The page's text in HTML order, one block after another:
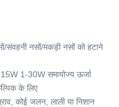
संवहनी नसों/मकड़ी नसों को हटाने
1-30W समायोज्य ऊर्जा
के लिए
कोई जलन, लाली या निशान